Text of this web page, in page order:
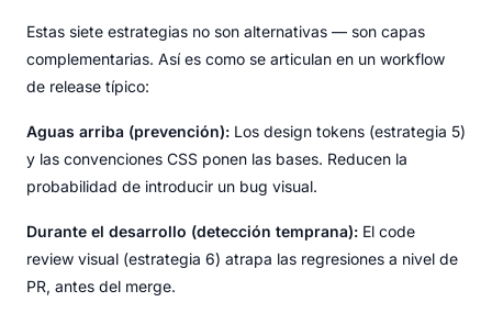
Estas siete estrategias no son alternativas — son capas
complementarias. Así es como se articulan en un workflow
de release típico:
Aguas arriba (prevención): Los design tokens (estrategia 5)
y las convenciones CSS ponen las bases. Reducen la
probabilidad de introducir un bug visual.
Durante el desarrollo (detección temprana): El code
review visual (estrategia 6) atrapa las regresiones a nivel de
PR, antes del merge.